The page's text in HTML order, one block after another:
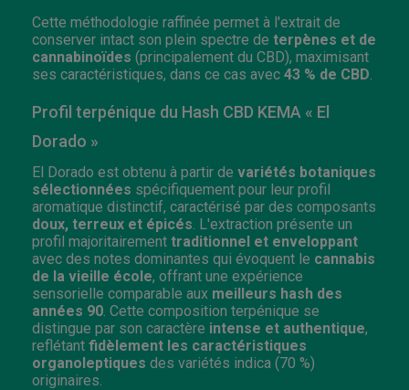
Cette méthodologie raffinée permet à l'extrait de
conserver intact son plein spectre de terpènes et de
cannabinoïdes (principalement du CBD), maximisant
ses caractéristiques, dans ce cas avec 43 % de CBD
Profil terpénique du Hash CBD KEMA « El
Dorado »
El Dorado est obtenu à partir de variétés botaniques
sélectionnées spécifiquement pour leur profil
aromatique distinctif, caractérisé par des composants
doux, terreux et épicés . L'extraction présente un
profil majoritairement traditionnel et enveloppant
avec des notes dominantes qui évoquent le cannabis
de la vieille école, offrant une expérience
sensorielle comparable aux meilleurs hash des
années 90 . Cette composition terpénique se
distingue par son caractère intense et authentique,
reflétant fidèlement les caractéristiques
organoleptiques des variétés indica (70 %)
originaires.